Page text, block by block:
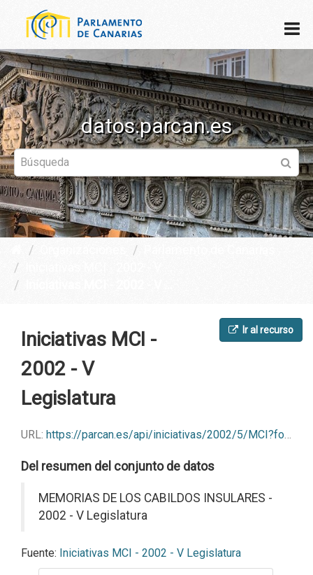
datos.parcan.es
Ir al recurso
Iniciativas MCI -
2002 - V
Legislatura
URL: https://parcan.es/api/iniciativas/2002/5/MCI?format=csv
Del resumen del conjunto de datos
MEMORIAS DE LOS CABILDOS INSULARES -
2002 - V Legislatura
Fuente: Iniciativas MCI - 2002 - V Legislatura